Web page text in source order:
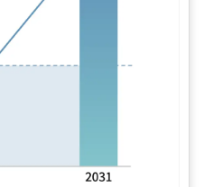
Bild © Mordor Intelligence.